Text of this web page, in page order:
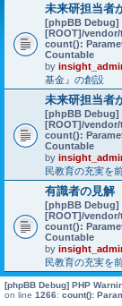
未来研担当者
[phpBB Debug]
[ROOT]/
count():
Countable
by
基金』の創設
未来研担当者
[phpBB Debug]
[ROOT]/
count():
Countable
by
民教育の充実を
有識者の見解
[phpBB Debug]
[ROOT]/
count():
Countable
by
民教育の充実を
[phpBB Debug] PHP
on line 1266: count():